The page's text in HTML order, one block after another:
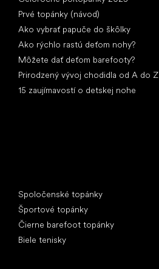
Prvé topánky (návod)
Ako vybrať papuče do škôlky
Ako rýchlo rastú deťom nohy?
Môžete dať deťom barefooty?
Prirodzený vývoj chodidla od A do Z
15 zaujímavostí o detskej nohe
Spoločenské topánky
Športové topánky
Čierne barefoot topánky
Biele tenisky